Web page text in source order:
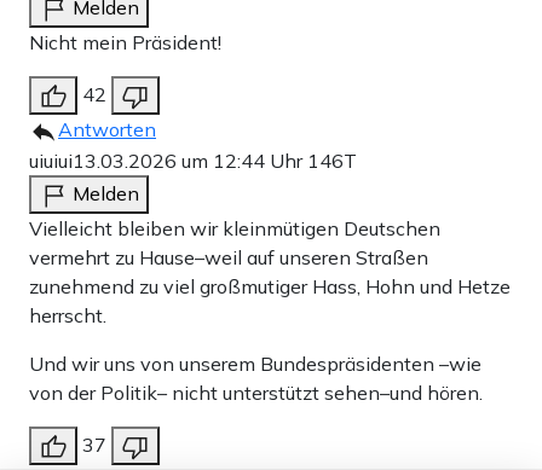
Melden
Nicht mein Präsident!
42
Antworten
uiuiui13.03.2026 um 12:44 Uhr 146T
Melden
Vielleicht bleiben wir kleinmütigen Deutschen
vermehrt zu Hause–weil auf unseren Straßen
zunehmend zu viel großmutiger Hass, Hohn und Hetze
herrscht.
Und wir uns von unserem Bundespräsidenten –wie
von der Politik– nicht unterstützt sehen–und hören.
37